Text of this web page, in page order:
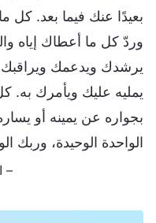
بعيدًا عنك فيما بعد. كل
وردّ كل ما أعطاك إياه
يرشدك ويدعمك
يمليه عليك ويأمرك به.
بجواره عن يمينه أو
الواحدة الوحيدة، وربك
–